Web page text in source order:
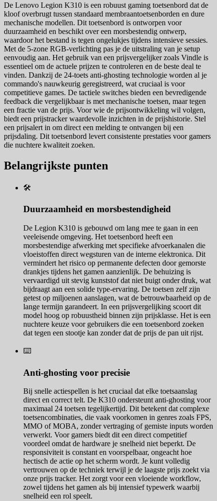
De Lenovo Legion K310 is een robuust gaming toetsenbord dat de
kloof overbrugt tussen standaard membraantoetsenborden en dure
mechanische modellen. Dit toetsenbord is ontworpen voor
duurzaamheid en beschikt over een morsbestendig ontwerp,
waardoor het bestand is tegen ongelukjes tijdens intensieve sessies.
Met de 5-zone RGB-verlichting pas je de uitstraling van je setup
eenvoudig aan. Het gebruik van een prijsvergelijker zoals Vindle is
essentieel om de actuele prijzen te controleren en de beste deal te
vinden. Dankzij de 24-toets anti-ghosting technologie worden al je
commando's nauwkeurig geregistreerd, wat cruciaal is voor
competitieve games. De tactiele switches bieden een bevredigende
feedback die vergelijkbaar is met mechanische toetsen, maar tegen
een fractie van de prijs. Voor wie de prijsontwikkeling wil volgen,
biedt een prijstracker waardevolle inzichten in de prijshistorie. Stel
een prijsalert in om direct een melding te ontvangen bij een
prijsdaling. Dit toetsenbord levert consistente prestaties voor gamers
die nuchtere kwaliteit zoeken.
Belangrijkste punten
🛠️
Duurzaamheid en morsbestendigheid
De Legion K310 is gebouwd om lang mee te gaan in een
veeleisende omgeving. Het toetsenbord heeft een
morsbestendige afwerking met specifieke afvoerkanalen die
vloeistoffen direct wegsturen van de interne elektronica. Dit
vermindert het risico op permanente defecten door gemorste
drankjes tijdens het gamen aanzienlijk. De behuizing is
vervaardigd uit stevig kunststof dat niet buigt onder druk, wat
bijdraagt aan een solide type-ervaring. De toetsen zelf zijn
getest op miljoenen aanslagen, wat de betrouwbaarheid op de
lange termijn garandeert. In een prijsvergelijking scoort dit
model hoog op robuustheid binnen zijn prijsklasse. Het is een
nuchtere keuze voor gebruikers die een toetsenbord zoeken
dat tegen een stootje kan zonder dat de prijs de pan uit rijst.
⌨️
Anti-ghosting voor precisie
Bij snelle actiespellen is het cruciaal dat elke toetsaanslag
direct en correct telt. De K310 ondersteunt anti-ghosting voor
maximaal 24 toetsen tegelijkertijd. Dit betekent dat complexe
toetsencombinaties, die vaak voorkomen in genres zoals FPS,
MMO of MOBA, zonder vertraging of gemiste inputs worden
verwerkt. Voor gamers biedt dit een direct competitief
voordeel omdat de hardware je snelheid niet beperkt. De
responsiviteit is constant en voorspelbaar, ongeacht hoe
hectisch de actie op het scherm wordt. Je kunt volledig
vertrouwen op de techniek terwijl je de laagste prijs zoekt via
onze prijs tracker. Het zorgt voor een vloeiende workflow,
zowel tijdens het gamen als bij intensief typewerk waarbij
snelheid een rol speelt.